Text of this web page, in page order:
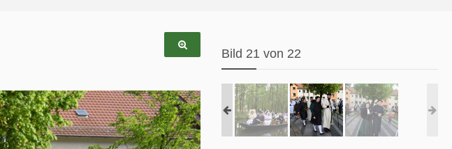
Bild 21 von 22